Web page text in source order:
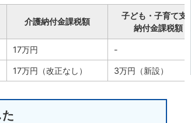
介護納付金課税額
子ども・子育て支援
納付金課税額
17万円 -
17万円（改正なし） 3万円（新設）